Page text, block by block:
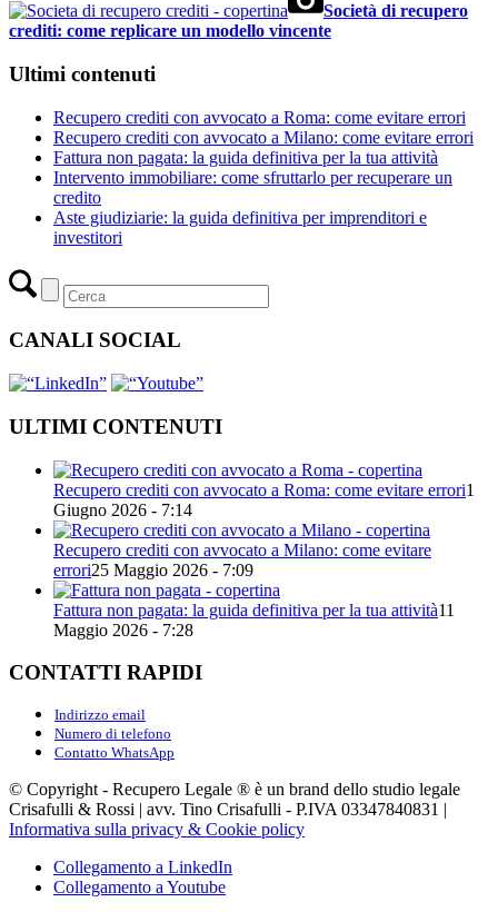
Società di recupero
crediti: come replicare un modello vincente
Ultimi contenuti
Recupero crediti con avvocato a Roma: come evitare errori
Recupero crediti con avvocato a Milano: come evitare errori
Fattura non pagata: la guida definitiva per la tua attività
Intervento immobiliare: come sfruttarlo per recuperare un
credito
Aste giudiziarie: la guida definitiva per imprenditori e
investitori
CANALI SOCIAL
ULTIMI CONTENUTI
Recupero crediti con avvocato a Roma: come evitare errori1
Giugno 2026 - 7:14
Recupero crediti con avvocato a Milano: come evitare
errori25 Maggio 2026 - 7:09
Fattura non pagata: la guida definitiva per la tua attività11
Maggio 2026 - 7:28
CONTATTI RAPIDI
Indirizzo email
Numero di telefono
Contatto WhatsApp
© Copyright - Recupero Legale ® è un brand dello studio legale
Crisafulli & Rossi | avv. Tino Crisafulli - P.IVA 03347840831 |
Informativa sulla privacy & Cookie policy
Collegamento a LinkedIn
Collegamento a Youtube